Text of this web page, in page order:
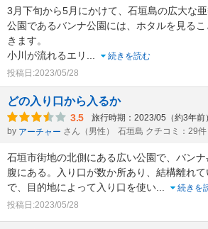
3月下旬から5月にかけて、石垣島の広大な
公園であるバンナ公園には、ホタルを見る
きます。
小川が流れるエリ
続きを読む
投稿日:2023/05/28
どの入り口から入るか
3.5 旅行時期：2023/05（約3年前）
by アーチャー さん（男性） 石垣島 クチコミ：29件
石垣市街地の北側にある広い公園で、バンナ
腹にある。入り口が数か所あり、結構離れ
で、目的地によって入り口を使い
続きを
投稿日:2023/05/28